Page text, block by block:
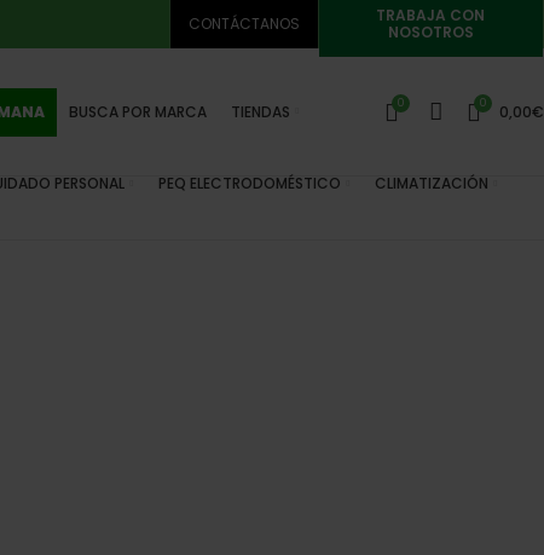
CONTÁCTANOS
TRABAJA CON
NOSOTROS
BUSCA POR MARCA TIENDAS 0 0 0,00€
PERSONAL PEQ ELECTRODOMÉSTICO CLIMATIZACIÓN